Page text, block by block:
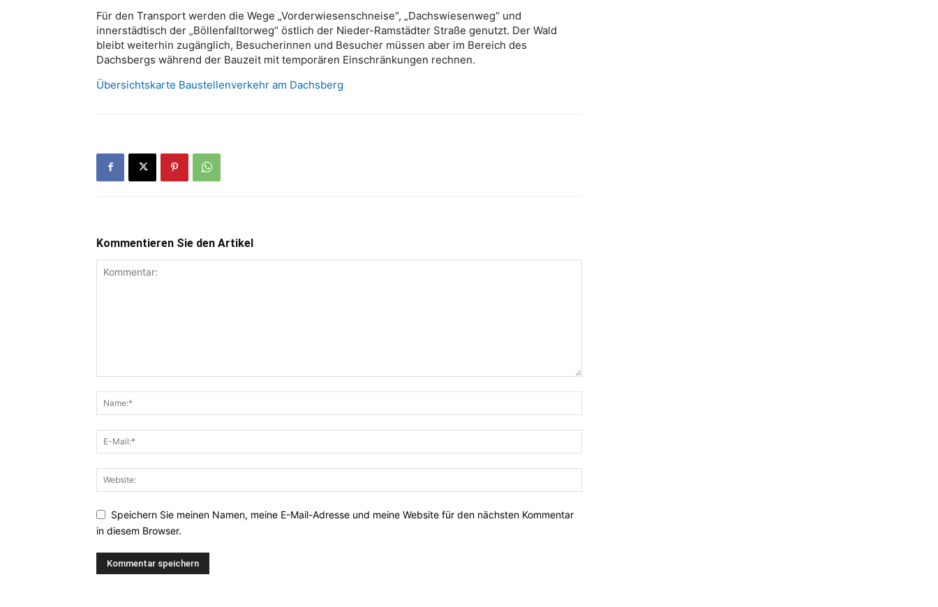
Für den Transport werden die Wege „Vorderwiesenschneise“, „Dachswiesenweg“ und
innerstädtisch der „Böllenfalltorweg“ östlich der Nieder-Ramstädter Straße genutzt. Der Wald
bleibt weiterhin zugänglich, Besucherinnen und Besucher müssen aber im Bereich des
Dachsbergs während der Bauzeit mit temporären Einschränkungen rechnen.
Übersichtskarte Baustellenverkehr am Dachsberg
Kommentieren Sie den Artikel
Speichern Sie meinen Namen, meine E-Mail-Adresse und meine Website für den nächsten Kommentar
in diesem Browser.